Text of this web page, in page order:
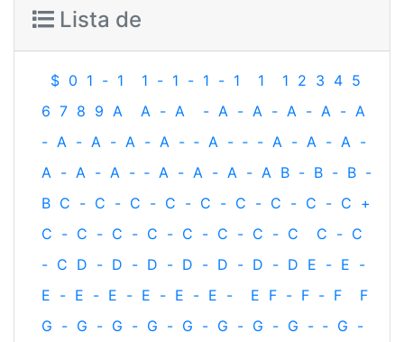
Lista de
$ 0 1 - 1 1 - 1 - 1 - 1 1 1 2 3 4 5
6 7 8 9 A A - A - A - A - A - A - A
- A - A - A - A - ‐ A - ‐ - A - A - A -
A - A - A - ‐ A - A - A - A B - B - B -
B C - C - C - C - C - C - C - C - C +
C - C - C - C - C - C - C - C C - C
- C D - D - D - D - D - D - D E - E -
E - E - E - E - E - E - E F - F - F
F
G - G - G - G - G - G - G - G - ‐ G -